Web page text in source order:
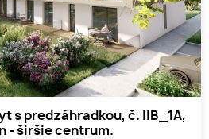
s predzáhradkou, č. IIB_1A,
- širšie centrum.